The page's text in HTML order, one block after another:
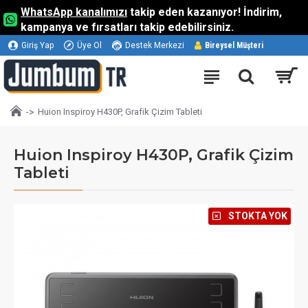
WhatsApp kanalımızı takip eden kazanıyor! İndirim,
kampanya ve fırsatları takip edebilirsiniz.
Giriş Yap Üye Ol Destek Merkezi Bireysel Müşteri
Huion Inspiroy H430P, Grafik Çizim Tableti
Huion Inspiroy H430P, Grafik Çizim
Tableti
⠀STOKTA YOK